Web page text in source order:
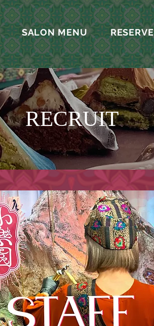
SALON MENU RESERVE
RECRUIT